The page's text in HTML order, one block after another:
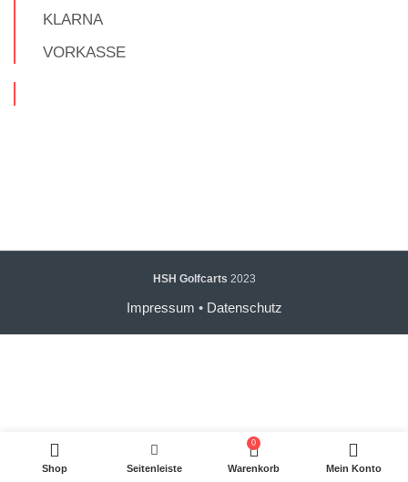
KLARNA
VORKASSE
HSH Golfcarts 2023
Impressum • Datenschutz
Shop Seitenleiste
0
Warenkorb Mein Konto